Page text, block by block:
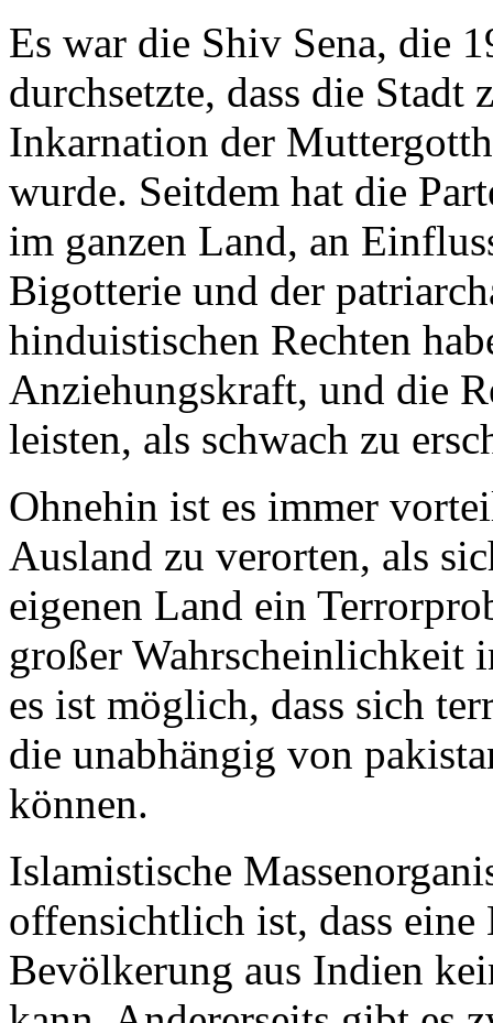
Es war die Shiv Sena, die
durchsetzte, dass die
Inkarnation der
wurde. Seitdem hat die
im ganzen Land, an
Bigotterie und der
hinduistischen Rechten
Anziehungskraft, und die
leisten, als schwach zu
Ohnehin ist es immer
Ausland zu verorten, als
eigenen Land ein
großer Wahrscheinlichkeit
es ist möglich, dass sich
die unabhängig von
können.
Islamistische
offensichtlich ist, dass
Bevölkerung aus Indien